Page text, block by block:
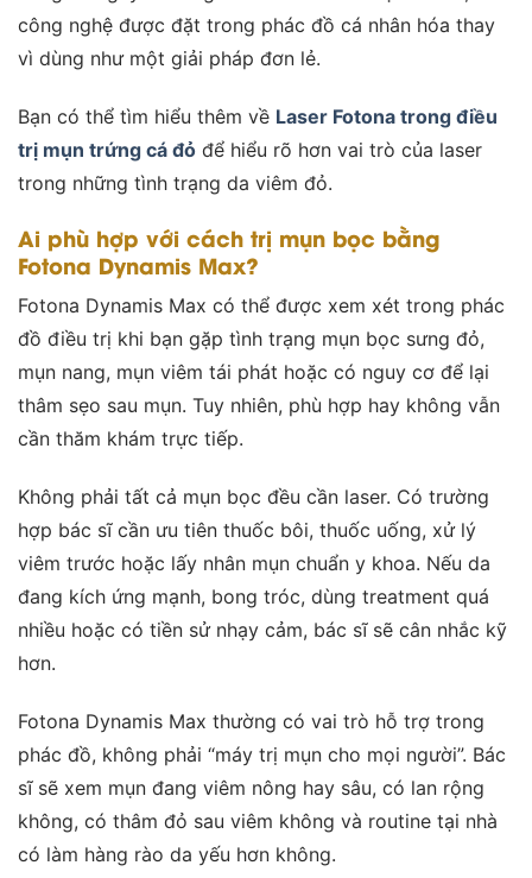
công nghệ được đặt trong phác đồ cá nhân hóa thay
vì dùng như một giải pháp đơn lẻ.
Bạn có thể tìm hiểu thêm về Laser Fotona trong điều
trị mụn trứng cá đỏ để hiểu rõ hơn vai trò của laser
trong những tình trạng da viêm đỏ.
Ai phù hợp với cách trị mụn bọc bằng
Fotona Dynamis Max?
Fotona Dynamis Max có thể được xem xét trong phác
đồ điều trị khi bạn gặp tình trạng mụn bọc sưng đỏ,
mụn nang, mụn viêm tái phát hoặc có nguy cơ để lại
thâm sẹo sau mụn. Tuy nhiên, phù hợp hay không vẫn
cần thăm khám trực tiếp.
Không phải tất cả mụn bọc đều cần laser. Có trường
hợp bác sĩ cần ưu tiên thuốc bôi, thuốc uống, xử lý
viêm trước hoặc lấy nhân mụn chuẩn y khoa. Nếu da
đang kích ứng mạnh, bong tróc, dùng treatment quá
nhiều hoặc có tiền sử nhạy cảm, bác sĩ sẽ cân nhắc kỹ
hơn.
Fotona Dynamis Max thường có vai trò hỗ trợ trong
phác đồ, không phải “máy trị mụn cho mọi người”. Bác
sĩ sẽ xem mụn đang viêm nông hay sâu, có lan rộng
không, có thâm đỏ sau viêm không và routine tại nhà
có làm hàng rào da yếu hơn không.